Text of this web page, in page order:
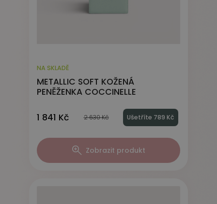
NA SKLADĚ
METALLIC SOFT KOŽENÁ
PENĚŽENKA COCCINELLE
1 841 Kč 2 630 Kč Ušetříte 789 Kč
Zobrazit produkt